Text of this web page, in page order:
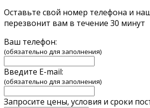
Оставьте свой номер телефона и
перезвонит вам в течение 30 минут
Ваш телефон:
(обязательно для заполнения)
Введите E-mail:
(обязательно для заполнения)
Запросите цены, условия и сроки